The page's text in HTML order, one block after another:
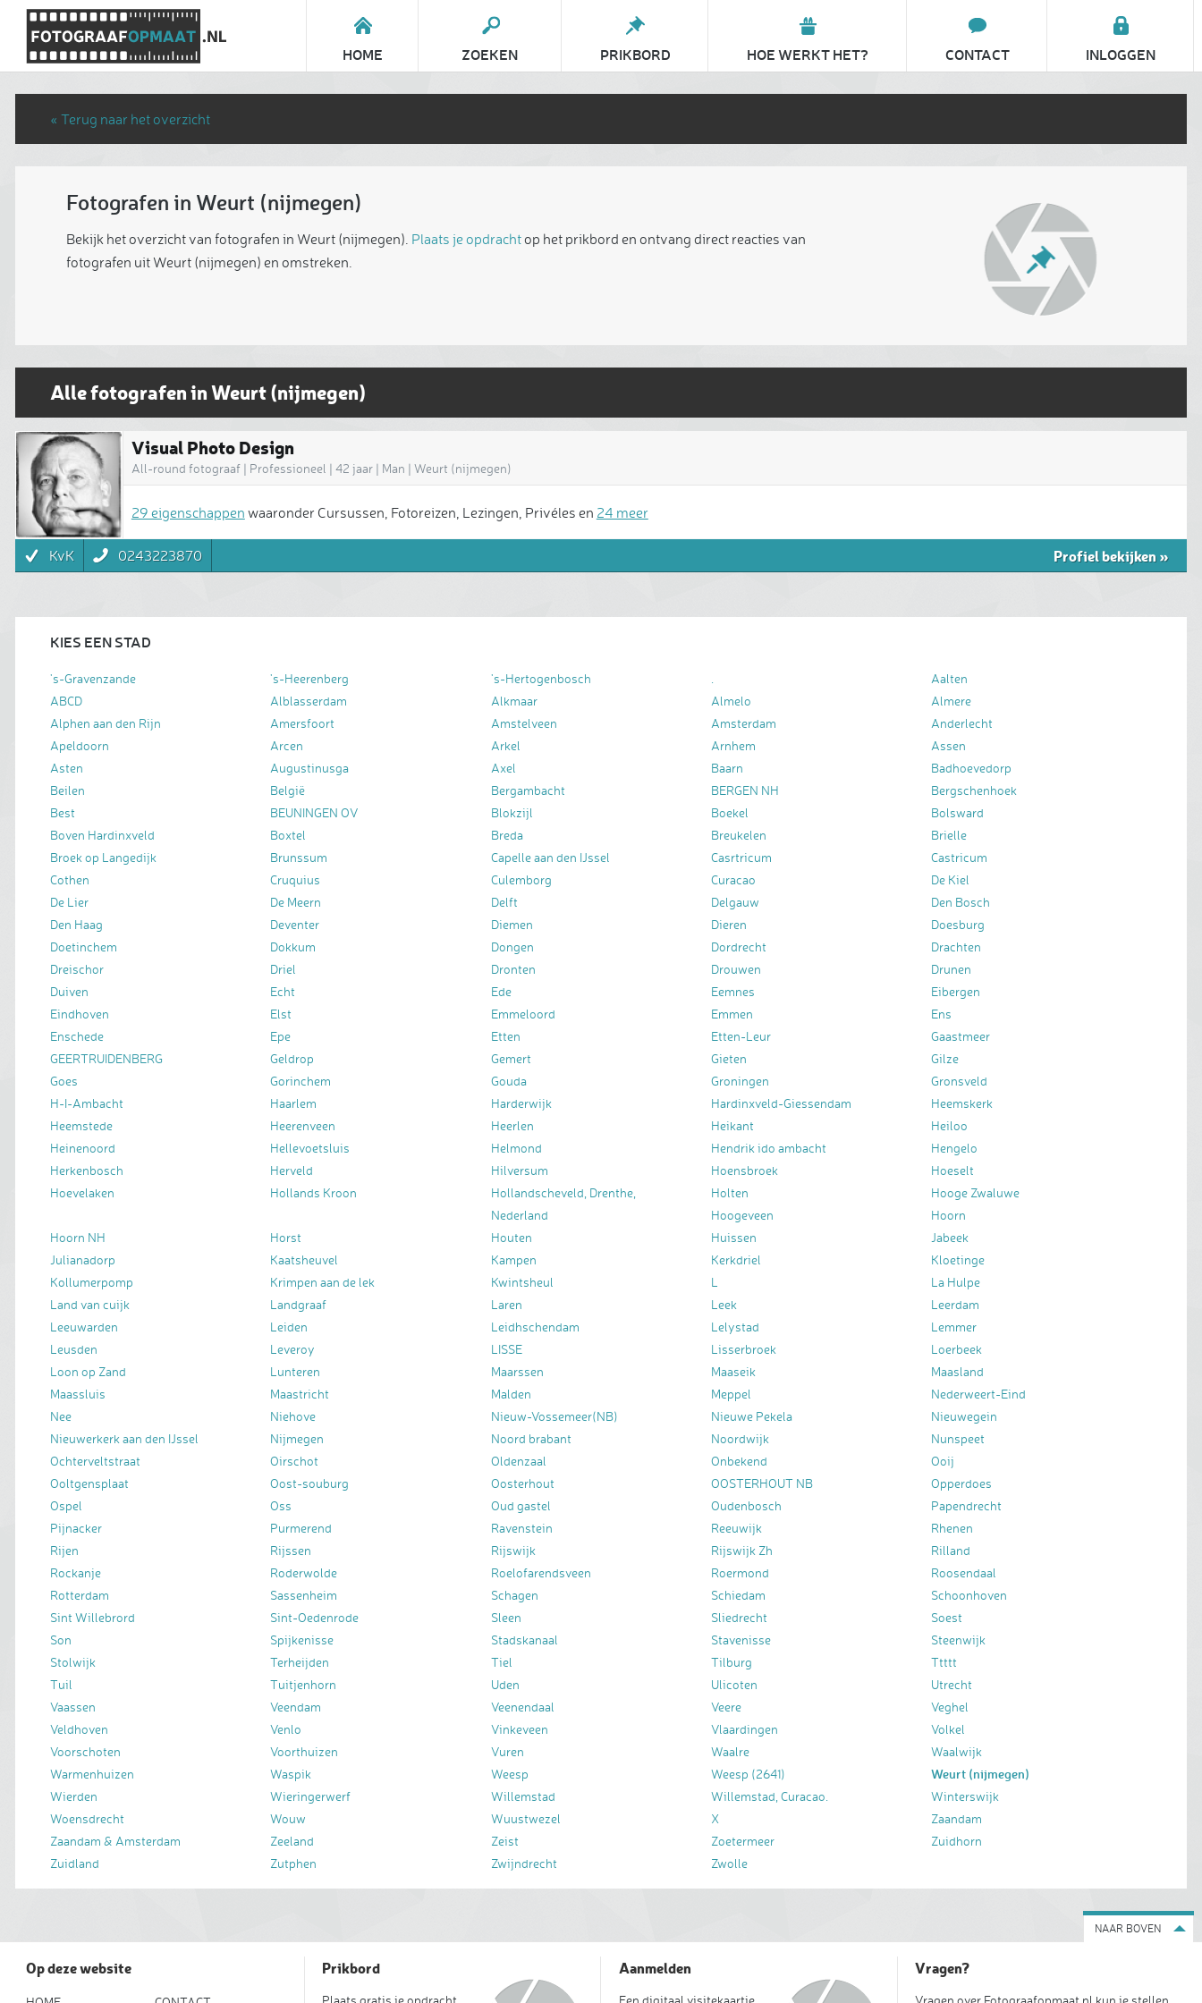
INLOGGEN
CONTACT
HOE WERKT HET?
PRIKBORD
ZOEKEN
HOME
« Terug naar het overzicht
Fotografen in Weurt (nijmegen)
Bekijk het overzicht van fotografen in Weurt (nijmegen). Plaats je opdrachtop het prikbord en ontvang direct reacties van
fotografen uit Weurt (nijmegen) en omstreken.
Alle fotografen in Weurt (nijmegen)
Visual Photo Design
All-round fotograaf | Professioneel | 42 jaar | Man | Weurt (nijmegen)
29 eigenschappen waaronder Cursussen, Fotoreizen, Lezingen, Privéles en 24 meer
KvK 0243223870 Profiel bekijken»
KIES EEN STAD
's-Gravenzande 's-Heerenberg 's-Hertogenbosch
Aalten
ABCD
Alblasserdam Alkmaar Almelo
Almere
Alphen aan den Rijn
Amersfoort Amstelveen Amsterdam
Anderlecht
Apeldoorn
Arcen Arkel Arnhem
Assen
Asten
Augustinusga Axel Baarn
Badhoevedorp
Beilen
België Bergambacht BERGEN NH
Bergschenhoek
Best
BEUNINGEN OV Blokzijl Boekel
Bolsward
Boven Hardinxveld
Boxtel Breda Breukelen
Brielle
Broek op Langedijk
Brunssum Capelle aan den IJssel Casrtricum
Castricum
Cothen
Cruquius Culemborg Curacao
De Kiel
De Lier
De Meern Delft Delgauw
Den Bosch
Den Haag
Deventer Diemen Dieren
Doesburg
Doetinchem
Dokkum Dongen Dordrecht
Drachten
Dreischor
Driel Dronten Drouwen
Drunen
Duiven
Echt Ede Eemnes
Eibergen
Eindhoven
Elst Emmeloord Emmen
Ens
Enschede
Epe Etten Etten-Leur
Gaastmeer
GEERTRUIDENBERG
Geldrop Gemert Gieten
Gilze
Goes
Gorinchem Gouda Groningen
Gronsveld
H-I-Ambacht
Haarlem Harderwijk Hardinxveld-Giessendam
Heemskerk
Heemstede
Heerenveen Heerlen Heikant
Heiloo
Heinenoord
Hellevoetsluis Helmond Hendrik ido ambacht
Hengelo
Herkenbosch
Herveld Hilversum Hoensbroek
Hoeselt
Hoevelaken
Hollands Kroon
Hollandscheveld, Drenthe,
Nederland
Holten
Hooge Zwaluwe
Hoogeveen
Hoorn
Hoorn NH
Horst Houten Huissen
Jabeek
Julianadorp
Kaatsheuvel Kampen Kerkdriel
Kloetinge
Kollumerpomp
Krimpen aan de lek Kwintsheul L
La Hulpe
Land van cuijk
Landgraaf Laren Leek
Leerdam
Leeuwarden
Leiden Leidhschendam Lelystad
Lemmer
Leusden
Leveroy LISSE Lisserbroek
Loerbeek
Loon op Zand
Lunteren Maarssen Maaseik
Maasland
Maassluis
Maastricht Malden Meppel
Nederweert-Eind
Nee
Niehove Nieuw-Vossemeer(NB) Nieuwe Pekela
Nieuwegein
Nieuwerkerk aan den IJssel
Nijmegen Noord brabant Noordwijk
Nunspeet
Ochterveltstraat
Oirschot Oldenzaal Onbekend
Ooij
Ooltgensplaat
Oost-souburg Oosterhout OOSTERHOUT NB
Opperdoes
Ospel
Oss Oud gastel Oudenbosch
Papendrecht
Pijnacker
Purmerend Ravenstein Reeuwijk
Rhenen
Rijen
Rijssen Rijswijk Rijswijk Zh
Rilland
Rockanje
Roderwolde Roelofarendsveen Roermond
Roosendaal
Rotterdam
Sassenheim Schagen Schiedam
Schoonhoven
Sint Willebrord
Sint-Oedenrode Sleen Sliedrecht
Soest
Son
Spijkenisse Stadskanaal Stavenisse
Steenwijk
Stolwijk
Terheijden Tiel Tilburg
Ttttt
Tuil
Tuitjenhorn Uden Ulicoten
Utrecht
Vaassen
Veendam Veenendaal Veere
Veghel
Veldhoven
Venlo Vinkeveen Vlaardingen
Volkel
Voorschoten
Voorthuizen Vuren Waalre
Waalwijk
Warmenhuizen
Waspik Weesp Weesp (2641) Weurt (nijmegen)
Wierden Wieringerwerf Willemstad Willemstad, Curacao.
Winterswijk
Woensdrecht
Wouw Wuustwezel X
Zaandam
Zaandam & Amsterdam
Zeeland Zeist Zoetermeer
Zuidhorn
Zuidland
Zutphen Zwijndrecht Zwolle
NAAR BOVEN
Op deze website Prikbord
Plaats gratis je opdracht
Aanmelden
Een digitaal visitekaartje
Vragen?
Vragen over Fotograafopmaat.nl kun je stellen